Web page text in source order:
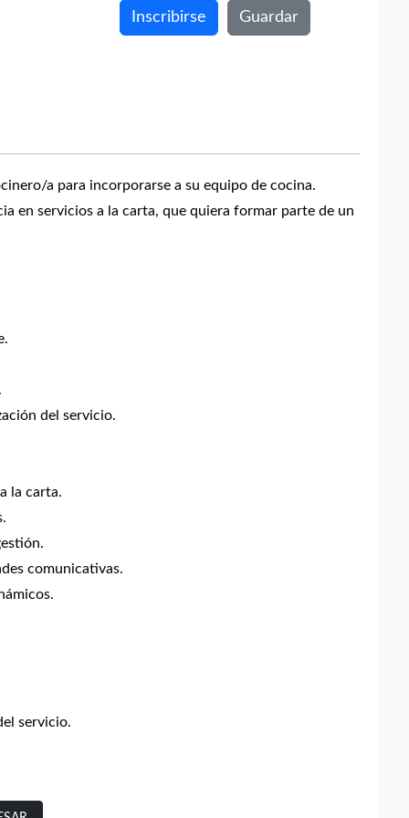
Inscribirse Guardar
a para incorporarse a su equipo de cocina.
en servicios a la carta, que quiera formar parte de un
del servicio.
la carta.
comunicativas.
servicio.